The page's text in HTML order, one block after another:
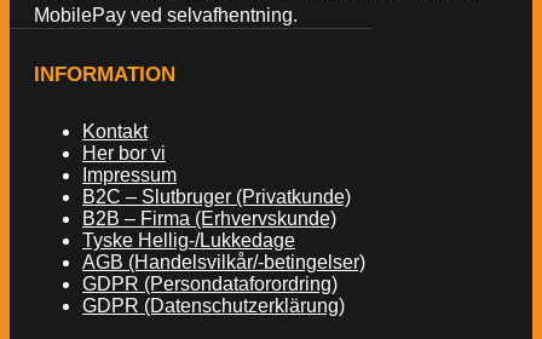
MobilePay ved selvafhentning.
INFORMATION
Kontakt
Her bor vi
Impressum
B2C – Slutbruger (Privatkunde)
B2B – Firma (Erhvervskunde)
Tyske Hellig-/Lukkedage
AGB (Handelsvilkår/-betingelser)
GDPR (Persondataforordring)
GDPR (Datenschutzerklärung)